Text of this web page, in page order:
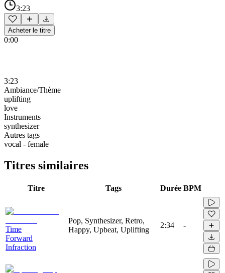
3:23
Acheter le titre
0:00
3:23
Ambiance/Thème
uplifting
love
Instruments
synthesizer
Autres tags
vocal - female
Titres similaires
Titre Tags Durée BPM
Time
Forward
Infraction
Pop, Synthesizer, Retro,
Happy, Upbeat, Uplifting
2:34 -